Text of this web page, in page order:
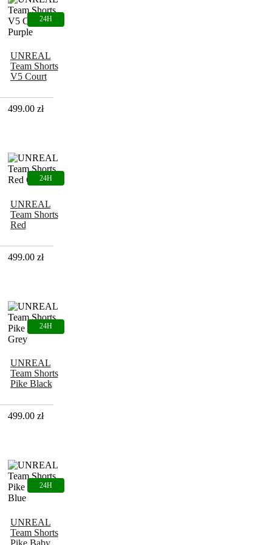
UNREAL
Team Shorts
V5 Court
499.00 zł
UNREAL
Team Shorts
Red
499.00 zł
UNREAL
Team Shorts
Pike Black
499.00 zł
UNREAL
Team Shorts
Pike Baby